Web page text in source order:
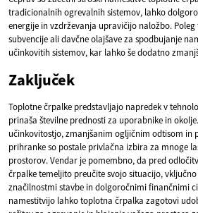
tradicionalnih ogrevalnih sistemov, lahko
energije in vzdrževanja upravičijo naložbo.
subvencije ali davčne olajšave za spodbujanje
učinkovitih sistemov, kar lahko še dodatno
Zaključek
Toplotne črpalke predstavljajo napredek v
prinaša številne prednosti za uporabnike in
učinkovitostjo, zmanjšanim ogljičnim odtisom in
prihranke so postale privlačna izbira za mnoge
prostorov. Vendar je pomembno, da pred
črpalke temeljito preučite svojo situacijo,
značilnostmi stavbe in dolgoročnimi finančnimi
namestitvijo lahko toplotna črpalka zagotovi